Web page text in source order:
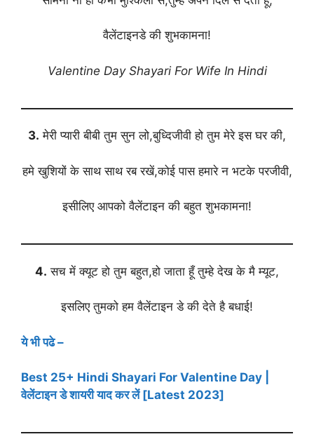
वैलेंटाइनडे की शुभकामना!
Valentine Day Shayari For Wife In Hindi
3. मेरी प्यारी बीबी तुम सुन लो,बुध्दिजीवी हो तुम मेरे इस घर की,
हमे खुशियों के साथ साथ रब रखें,कोई पास हमारे न भटके परजीवी,
इसीलिए आपको वैलेंटाइन की बहुत शुभकामना!
4. सच में क्यूट हो तुम बहुत,हो जाता हूँ तुम्हे देख के मै म्यूट,
इसलिए तुमको हम वैलेंटाइन डे की देते है बधाई!
ये भी पढे –
Best 25+ Hindi Shayari For Valentine Day |
वेलेंटाइन डे शायरी याद कर लें [Latest 2023]